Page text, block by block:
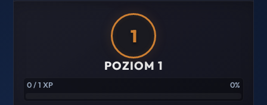
1
POZIOM 1
0 / 1 XP 0%